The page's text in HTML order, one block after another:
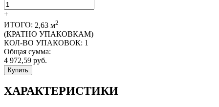
+
ИТОГО: 2,63 м2
(КРАТНО УПАКОВКАМ)
КОЛ-ВО УПАКОВОК: 1
Общая сумма:
4 972,59 руб.
Купить
ХАРАКТЕРИСТИКИ